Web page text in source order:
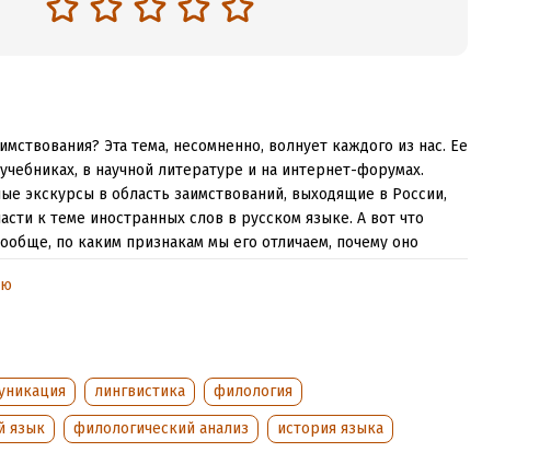
Эта тема, несомненно, волнует каждого из нас. Ее
в научной литературе и на интернет-форумах.
экскурсы в область заимствований, выходящие в России,
к теме иностранных слов в русском языке. А вот что
по каким признакам мы его отличаем, почему оно
не только о словах), автор, наряду с примерами из русской
обращается к французскому, немецкому,
языкам из самых разных уголков земного шара.
и серьезная книга счастливо сочетает глубину
лингвистика
филология
язык
филологический анализ история языка